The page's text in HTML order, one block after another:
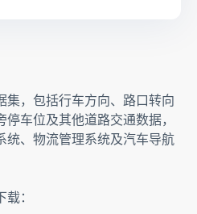
集，包括行车方向、路口转向
车位及其他道路交通数据，
统、物流管理系统及汽车导航
：